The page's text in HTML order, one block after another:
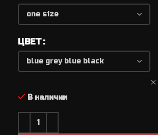
ЦВЕТ
В наличии